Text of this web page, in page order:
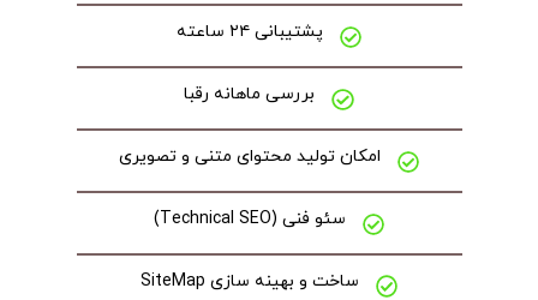
پشتیبانی ۲۴ ساعته
بررسی ماهانه رقبا
امکان تولید محتوای متنی و تصویری
سئو فنی (Technical SEO)
ساخت و بهینه سازی SiteMap